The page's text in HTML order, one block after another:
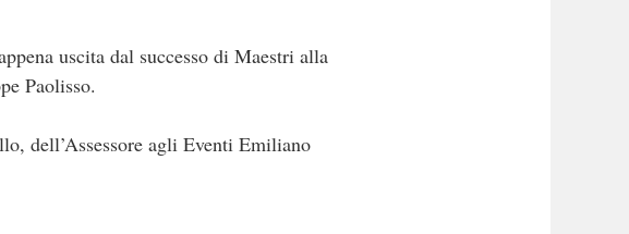
uscita dal successo di Maestri alla
Paolisso.
dell’Assessore agli Eventi Emiliano